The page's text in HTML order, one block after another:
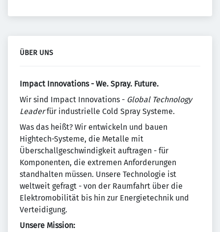
ÜBER UNS
Impact Innovations - We. Spray. Future.
Wir sind Impact Innovations - Global Technology
Leaderfür industrielle Cold Spray Systeme.
Was das heißt? Wir entwickeln und bauen
Hightech-Systeme, die Metalle mit
Überschallgeschwindigkeit auftragen - für
Komponenten, die extremen Anforderungen
standhalten müssen. Unsere Technologie ist
weltweit gefragt - von der Raumfahrt über die
Elektromobilität bis hin zur Energietechnik und
Verteidigung.
Unsere Mission: